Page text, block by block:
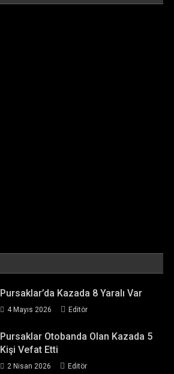
Pursaklar’da Kazada 8 Yaralı Var
4 Mayıs 2026 Editör
Pursaklar Otobanda Olan Kazada 5
Kişi Vefat Etti
2 Nisan 2026 Editör